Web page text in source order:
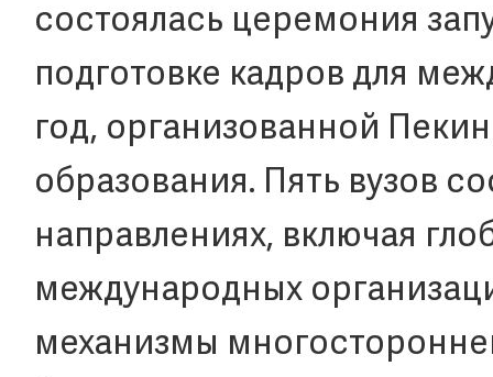
состоялась церемония
подготовке кадров для
год, организованной
образования. Пять вузов
направлениях, включая
международных
механизмы